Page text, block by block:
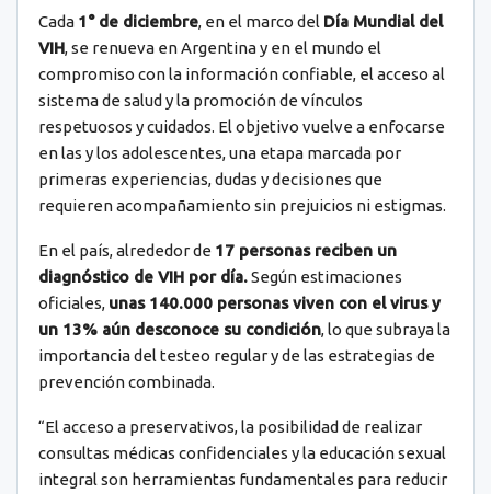
Cada 1° de diciembre, en el marco del Día Mundial del
VIH, se renueva en Argentina y en el mundo el
compromiso con la información confiable, el acceso al
sistema de salud y la promoción de vínculos
respetuosos y cuidados. El objetivo vuelve a enfocarse
en las y los adolescentes, una etapa marcada por
primeras experiencias, dudas y decisiones que
requieren acompañamiento sin prejuicios ni estigmas.
En el país, alrededor de 17 personas reciben un
diagnóstico de VIH por día.Según estimaciones
oficiales, unas 140.000 personas viven con el virus y
un 13% aún desconoce su condición, lo que subraya la
importancia del testeo regular y de las estrategias de
prevención combinada.
“El acceso a preservativos, la posibilidad de realizar
consultas médicas confidenciales y la educación sexual
integral son herramientas fundamentales para reducir